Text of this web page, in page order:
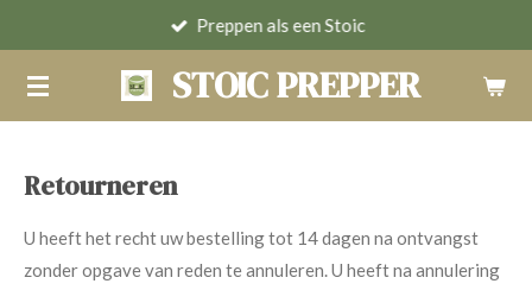
naar
de
STOIC PREPPER
Preppen als een Stoic
Retourneren
U heeft het recht uw bestelling tot 14 dagen na ontvangst
zonder opgave van reden te annuleren. U heeft na annulering